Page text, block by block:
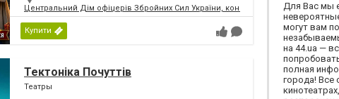
Центральний Дім офіцерів Збройних Сил України, концертний зал
Купити
Тектоніка Почуттів
Театры
Для Вас мы
могут вам
на 44.ua —
полная
города! Все